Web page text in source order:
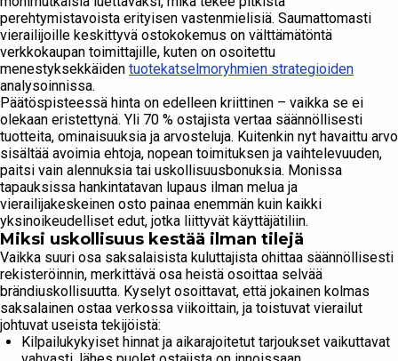
perehtymistavoista erityisen vastenmielisiä. Saumattomasti
vierailijoille keskittyvä ostokokemus on välttämätöntä
verkkokaupan toimittajille, kuten on osoitettu
menestyksekkäiden tuotekatselmoryhmien strategioiden
analysoinnissa.
Päätöspisteessä hinta on edelleen kriittinen – vaikka se ei
olekaan eristettynä. Yli 70 % ostajista vertaa säännöllisesti
tuotteita, ominaisuuksia ja arvosteluja. Kuitenkin nyt havaittu arvo
sisältää avoimia ehtoja, nopean toimituksen ja vaihtelevuuden,
paitsi vain alennuksia tai uskollisuusbonuksia. Monissa
tapauksissa hankintatavan lupaus ilman melua ja
vierailijakeskeinen osto painaa enemmän kuin kaikki
yksinoikeudelliset edut, jotka liittyvät käyttäjätiliin.
Miksi uskollisuus kestää ilman tilejä
Vaikka suuri osa saksalaisista kuluttajista ohittaa säännöllisesti
rekisteröinnin, merkittävä osa heistä osoittaa selvää
brändiuskollisuutta. Kyselyt osoittavat, että jokainen kolmas
saksalainen ostaa verkossa viikoittain, ja toistuvat vierailut
johtuvat useista tekijöistä:
Kilpailukykyiset hinnat ja aikarajoitetut tarjoukset vaikuttavat